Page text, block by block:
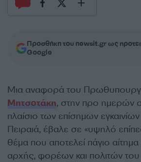
Προσθήκη του newsit.gr ως
Google
Μια αναφορά του
Μητσοτάκη, στην προ ημερών
πλαίσιο των επίσημων
Πειραιά, έβαλε σε «υψηλό
θέμα που αποτελεί πάγιο
αρχής, φορέων και πολιτών